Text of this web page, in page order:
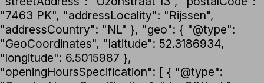
"7463 PK", "addressLocality": "Rijssen",
"addressCountry": "NL" }, "geo": { "@type":
"GeoCoordinates", "latitude": 52.3186934,
"longitude": 6.5015987 },
"openingHoursSpecification": [ { "@type":